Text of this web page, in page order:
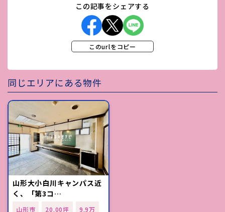
この記事をシェアする
このurlをコピー
同じエリアにある物件
山形大小白川キャンパス近
く、「第3コ…
山形市 20.00坪
9.9万